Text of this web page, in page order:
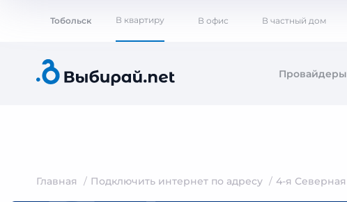
Тобольск В квартиру В офис В частный дом
Провайдеры
Главная Подключить интернет по адресу 4-я Северная